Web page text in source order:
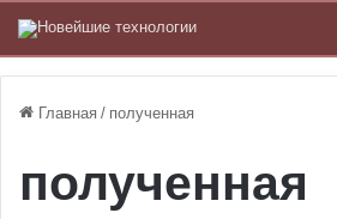
Главная / полученная
полученная